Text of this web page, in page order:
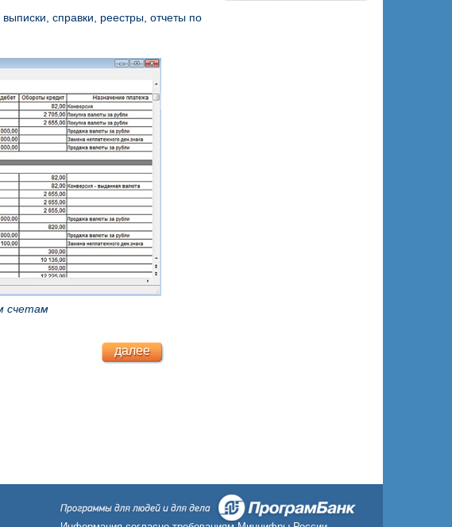
справки, реестры, отчеты по
счетам
далее